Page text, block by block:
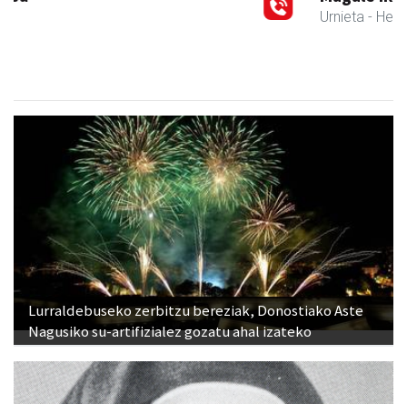
Lurraldebuseko zerbitzu bereziak, Donostiako Aste
Nagusiko su-artifizialez gozatu ahal izateko